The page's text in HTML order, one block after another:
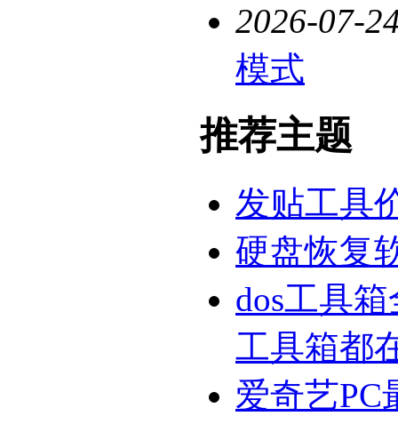
2026-07-
模式
推荐主题
发贴工具
硬盘恢复
dos工具
工具箱都
爱奇艺PC